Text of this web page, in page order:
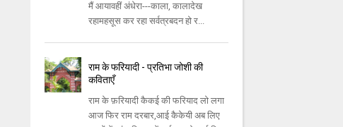
मैं आयावहीं अंधेरा---काला, कालादेख
रहामहसूस कर रहा सर्वत्रबदन हो र...
राम के फरियादी - प्रतिभा जोशी की
कविताएँ
राम के फ़रियादी कैकई की फरियाद लो लगा
आज फिर राम दरबार,आई कैकेयी अब लिए